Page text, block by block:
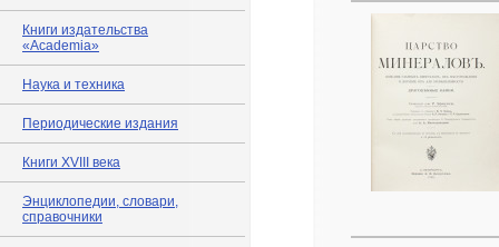
Книги издательства
«Academia»
Наука и техника
Периодические издания
Книги XVIII века
Энциклопедии, словари,
справочники